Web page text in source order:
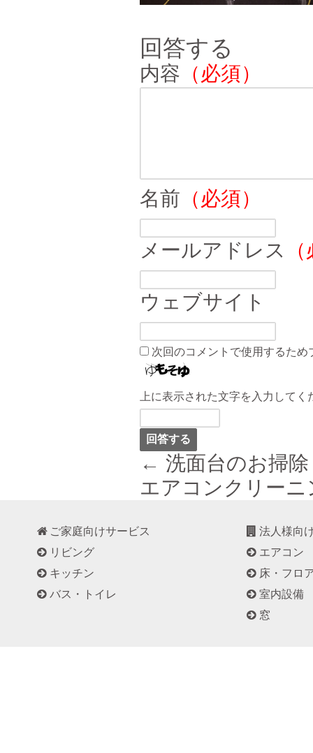
回答する
内容 （必須）
名前 （必須）
メールアドレス
ウェブサイト
次回のコメントで使用するた
上に表示された文字を入力してく
← 洗面台のお掃除
エアコンクリー
ご家庭向けサービス
リビング
キッチン
バス・トイレ
法人様向
エアコン
床・フロ
室内設備
窓